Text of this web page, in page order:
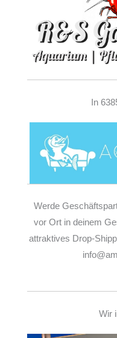
In
Werde
vor Ort in deinem
attraktives Drop-
Wir